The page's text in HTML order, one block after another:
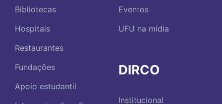
Bibliotecas
Hospitais
Restaurantes
Fundações
Apoio estudantil
Eventos
UFU na mídia
DIRCO
Institucional